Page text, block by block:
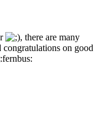
, there are many
congratulations on good